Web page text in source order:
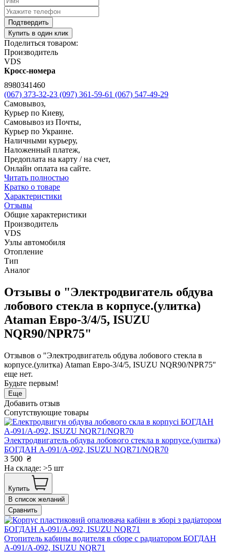
Подтвердить
Купить в один клик
Поделиться товаром:
Производитель
VDS
Кросс-номера
8980341460
(067) 373-32-23 (097) 361-59-61 (067) 547-49-29
Самовывоз,
Курьер по Киеву,
Самовывоз из Почты,
Курьер по Украине.
Наличными курьеру,
Наложенный платеж,
Предоплата на карту / на счет,
Онлайн оплата на сайте.
Читать полностью
Кратко о товаре
Характеристики
Отзывы
Общие характеристики
Производитель
VDS
Узлы автомобиля
Отопление
Тип
Аналог
Отзывы о "Электродвигатель обдува
лобового стекла в корпусе.(улитка)
Ataman Евро-3/4/5, ISUZU
NQR90/NPR75"
Отзывов о "Электродвигатель обдува лобового стекла в
корпусе.(улитка) Ataman Евро-3/4/5, ISUZU NQR90/NPR75"
еще нет.
Будьте первым!
Еще
Добавить отзыв
Сопутствующие товары
Электродвигатель обдува лобового стекла в корпусе.(улитка)
БОГДАН А-091/А-092, ISUZU NQR71/NQR70
3 500 ₴
На складе: >5 шт
Купить
В список желаний
Сравнить
Отопитель кабины водителя в сборе с радиатором БОГДАН
А-091/А-092, ISUZU NQR71